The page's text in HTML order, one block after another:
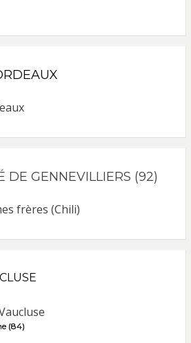
DE GENNEVILLIERS (92)
frères (Chili)
(84)